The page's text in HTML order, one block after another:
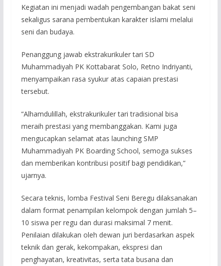
Kegiatan ini menjadi wadah pengembangan bakat seni
sekaligus sarana pembentukan karakter islami melalui
seni dan budaya.
Penanggung jawab ekstrakurikuler tari SD
Muhammadiyah PK Kottabarat Solo, Retno Indriyanti,
menyampaikan rasa syukur atas capaian prestasi
tersebut.
“Alhamdulillah, ekstrakurikuler tari tradisional bisa
meraih prestasi yang membanggakan. Kami juga
mengucapkan selamat atas launching SMP
Muhammadiyah PK Boarding School, semoga sukses
dan memberikan kontribusi positif bagi pendidikan,”
ujarnya.
Secara teknis, lomba Festival Seni Beregu dilaksanakan
dalam format penampilan kelompok dengan jumlah 5–
10 siswa per regu dan durasi maksimal 7 menit.
Penilaian dilakukan oleh dewan juri berdasarkan aspek
teknik dan gerak, kekompakan, ekspresi dan
penghayatan, kreativitas, serta tata busana dan